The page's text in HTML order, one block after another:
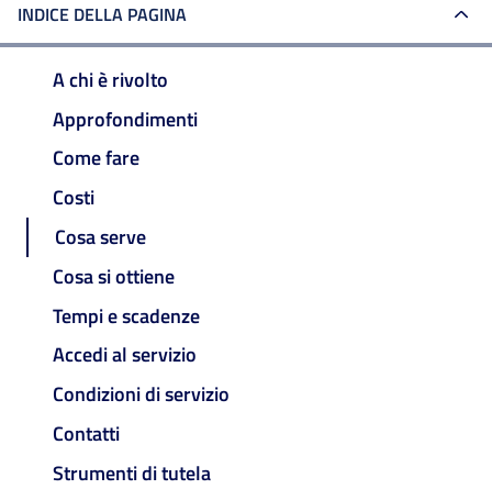
INDICE DELLA PAGINA
A chi è rivolto
Approfondimenti
Come fare
Costi
Cosa serve
Cosa si ottiene
Tempi e scadenze
Accedi al servizio
Condizioni di servizio
Contatti
Strumenti di tutela